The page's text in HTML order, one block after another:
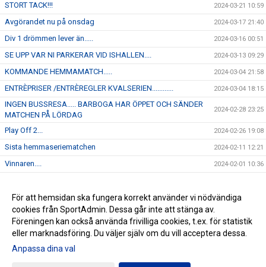
STORT TACK!!! 2024-03-21 10:59
Avgörandet nu på onsdag 2024-03-17 21:40
Div 1 drömmen lever än..... 2024-03-16 00:51
SE UPP VAR NI PARKERAR VID ISHALLEN.... 2024-03-13 09:29
KOMMANDE HEMMAMATCH..... 2024-03-04 21:58
ENTRÈPRISER /ENTRÈREGLER KVALSERIEN............ 2024-03-04 18:15
INGEN BUSSRESA..... BARBOGA HAR ÖPPET OCH SÄNDER
MATCHEN PÅ LÖRDAG
2024-02-28 23:25
Play Off 2... 2024-02-26 19:08
Sista hemmaseriematchen 2024-02-11 12:21
Vinnaren.... 2024-02-01 10:36
Kommande hemmamatch..... 2024-01-22 12:45
NYHET... 2024-01-16 16:23
Gå till Webbversion
För att hemsidan ska fungera korrekt använder vi nödvändiga
cookies från SportAdmin. Dessa går inte att stänga av.
Föreningen kan också använda frivilliga cookies, t.ex. för statistik
eller marknadsföring. Du väljer själv om du vill acceptera dessa.
Anpassa dina val